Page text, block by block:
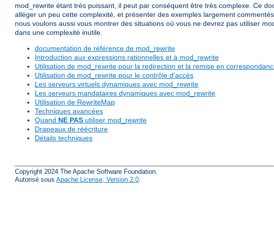
mod_rewrite étant très puissant, il peut par conséquent être très complexe. Ce
alléger un peu cette complexité, et présenter des exemples largement
nous voulons aussi vous montrer des situations où vous ne devrez pas utiliser
dans une complexité inutile.
documentation de référence de mod_rewrite
Introduction aux expressions rationnelles et à mod_rewrite
Utilisation de mod_rewrite pour la redirection et la remise en
Utilisation de mod_rewrite pour le contrôle d'accès
Les serveurs virtuels dynamiques avec mod_rewrite
Les serveurs mandataires dynamiques avec mod_rewrite
Utilisation de RewriteMap
Techniques avancées
Quand NE PAS utiliser mod_rewrite
Drapeaux de réécriture
Détails techniques
Copyright 2024 The Apache Software Foundation.
Autorisé sous Apache License, Version 2.0